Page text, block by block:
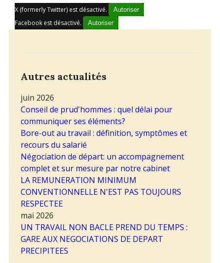
X (formerly Twitter) est désactivé. Autoriser
Facebook est désactivé. Autoriser
Autres actualités
juin 2026
Conseil de prud'hommes : quel délai pour
communiquer ses éléments?
Bore-out au travail : définition, symptômes et
recours du salarié
Négociation de départ: un accompagnement
complet et sur mesure par notre cabinet
LA REMUNERATION MINIMUM
CONVENTIONNELLE N'EST PAS TOUJOURS
RESPECTEE
mai 2026
UN TRAVAIL NON BACLE PREND DU TEMPS :
GARE AUX NEGOCIATIONS DE DEPART
PRECIPITEES